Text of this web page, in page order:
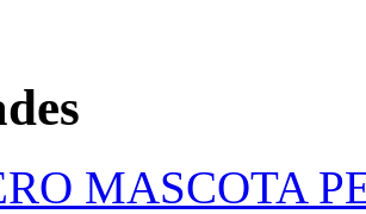
MASCOTA